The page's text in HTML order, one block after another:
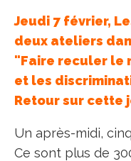
Jeudi 7 février,
deux ateliers
"Faire reculer le
et les
Retour sur cette
Un après-midi,
Ce sont plus de